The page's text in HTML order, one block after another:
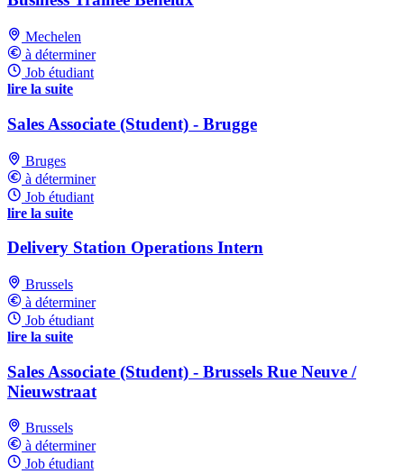
Mechelen
à déterminer
Job étudiant
lire la suite
Sales Associate (Student) - Brugge
Bruges
à déterminer
Job étudiant
lire la suite
Delivery Station Operations Intern
Brussels
à déterminer
Job étudiant
lire la suite
Sales Associate (Student) - Brussels Rue Neuve /
Nieuwstraat
Brussels
à déterminer
Job étudiant